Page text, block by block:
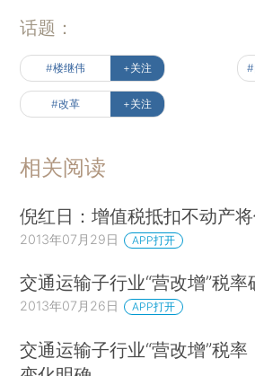
话题：
#楼继伟 +关注 #
#改革 +关注
相关阅读
倪红日：增值税抵扣不动产
2013年07月29日 APP打开
交通运输子行业“营改增”税率
2013年07月26日 APP打开
交通运输子行业“营改增”税率